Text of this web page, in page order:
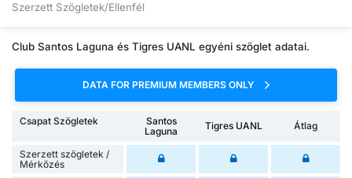
Szerzett Szögletek/Ellenfél
Club Santos Laguna és Tigres UANL egyéni szöglet adatai.
DATA FOR PREMIUM MEMBERS ONLY
Csapat Szögletek
Santos
Laguna
Tigres UANL Átlag
Szerzett szögletek /
Mérkőzés